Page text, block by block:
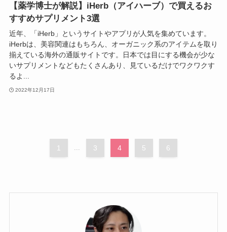
【薬学博士が解説】iHerb（アイハーブ）で買えるお
すすめサプリメント3選
近年、「iHerb」というサイトやアプリが人気を集めています。
iHerbは、美容関連はもちろん、オーガニック系のアイテムを取り
揃えている海外の通販サイトです。日本では目にする機会が少な
いサプリメントなどもたくさんあり、見ているだけでワクワクす
るよ...
2022年12月17日
1 3 4 5 6